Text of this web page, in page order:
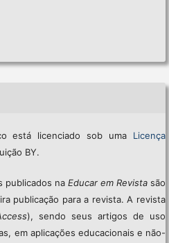
está licenciado sob uma Licença
BY.
publicados naEducar em Revista são
publicação para a revista. A revista
), sendo seus artigos de uso
em aplicações educacionais e não-